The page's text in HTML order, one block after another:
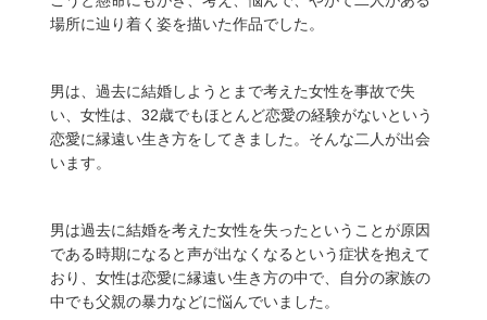
場所に辿り着く姿を描いた作品でした。
男は、過去に結婚しようとまで考えた女性を事故で失
い、女性は、32歳でもほとんど恋愛の経験がないという
恋愛に縁遠い生き方をしてきました。そんな二人が出会
います。
男は過去に結婚を考えた女性を失ったということが原因
である時期になると声が出なくなるという症状を抱えて
おり、女性は恋愛に縁遠い生き方の中で、自分の家族の
中でも父親の暴力などに悩んでいました。